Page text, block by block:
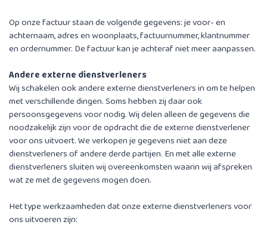
Op onze factuur staan de volgende gegevens: je voor- en
achternaam, adres en woonplaats, factuurnummer, klantnummer
en ordernummer. De factuur kan je achteraf niet meer aanpassen.
Andere externe dienstverleners
Wij schakelen ook andere externe dienstverleners in om te helpen
met verschillende dingen. Soms hebben zij daar ook
persoonsgegevens voor nodig. Wij delen alleen de gegevens die
noodzakelijk zijn voor de opdracht die de externe dienstverlener
voor ons uitvoert. We verkopen je gegevens niet aan deze
dienstverleners of andere derde partijen. En met alle externe
dienstverleners sluiten wij overeenkomsten waarin wij afspreken
wat ze met de gegevens mogen doen.
Het type werkzaamheden dat onze externe dienstverleners voor
ons uitvoeren zijn: